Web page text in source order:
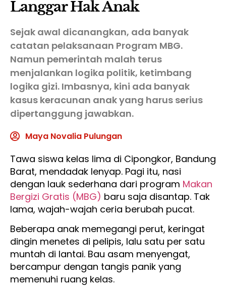
Langgar Hak Anak
Sejak awal dicanangkan, ada banyak
catatan pelaksanaan Program MBG.
Namun pemerintah malah terus
menjalankan logika politik, ketimbang
logika gizi. Imbasnya, kini ada banyak
kasus keracunan anak yang harus serius
dipertanggung jawabkan.
Maya Novalia Pulungan
Tawa siswa kelas lima di Cipongkor, Bandung
Barat, mendadak lenyap. Pagi itu, nasi
dengan lauk sederhana dari program Makan
Bergizi Gratis (MBG) baru saja disantap. Tak
lama, wajah-wajah ceria berubah pucat.
Beberapa anak memegangi perut, keringat
dingin menetes di pelipis, lalu satu per satu
muntah di lantai. Bau asam menyengat,
bercampur dengan tangis panik yang
memenuhi ruang kelas.